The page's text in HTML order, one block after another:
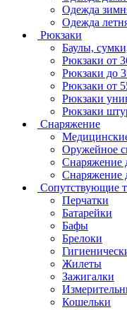
Одежда
Одежда
Рюкзаки
Баулы,
Рюкзаки от
Рюкзаки до
Рюкзаки от
Рюкзаки
Рюкзаки
Снаряжение
Оружейное
Снаряжение
Снаряжение
Сопутствующие
Перчатки
Батарейки
Бафы
Брелоки
Жилеты
Зажигалки
Кошельки